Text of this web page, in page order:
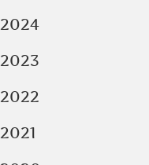
2024
2023
2022
2021